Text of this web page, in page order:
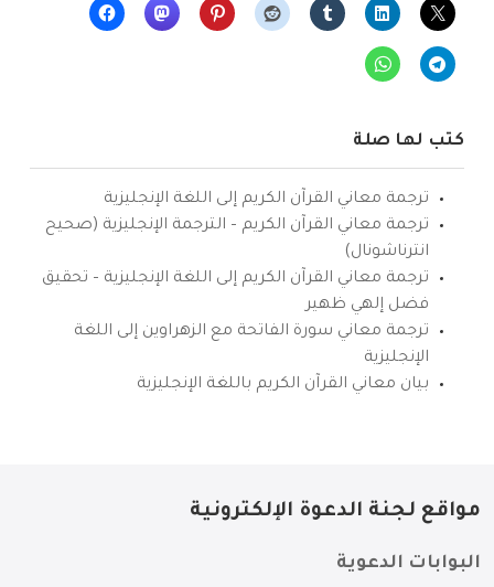
كتب لها صلة
ترجمة معاني القرآن الكريم إلى اللغة الإنجليزية
ترجمة معاني القرآن الكريم – الترجمة الإنجليزية (صحيح
انترناشونال)
ترجمة معاني القرآن الكريم إلى اللغة الإنجليزية – تحقيق
فضل إلهي ظهير
ترجمة معاني سورة الفاتحة مع الزهراوين إلى اللغة
الإنجليزية
بيان معاني القرآن الكريم باللغة الإنجليزية
مواقع لجنة الدعوة الإلكترونية
البوابات الدعوية